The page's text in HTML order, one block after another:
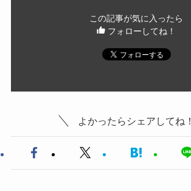
この記事が気に入ったら
フォローしてね！
よかったらシェアしてね！